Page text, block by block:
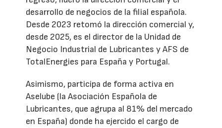
desarrollo de negocios de la filial española.
Desde 2023 retomó la dirección comercial y,
desde 2025, es el director de la Unidad de
Negocio Industrial de Lubricantes y AFS de
TotalEnergies para España y Portugal.
Asimismo, participa de forma activa en
Aselube (la Asociación Española de
Lubricantes, que agrupa al 81% del mercado
en España) donde ha ejercido el cargo de